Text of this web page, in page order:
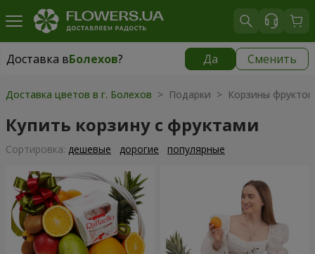
Доставка вБолехов? Да Сменить
Доставка вБолехов|
Доставка цветов в г. Болехов > Подарки > Корзины фруктов
Купить корзину с фруктами
Cортировка: дешевые дорогие популярные